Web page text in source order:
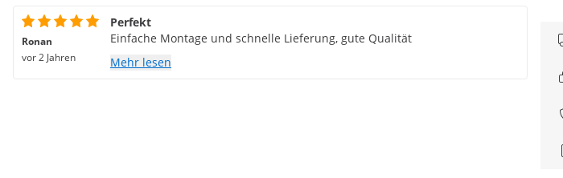
Ronan
vor 2 Jahren
Perfekt
Einfache Montage und schnelle Lieferung, gute Qualität
Mehr lesen